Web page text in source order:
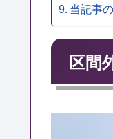
当記事
区間